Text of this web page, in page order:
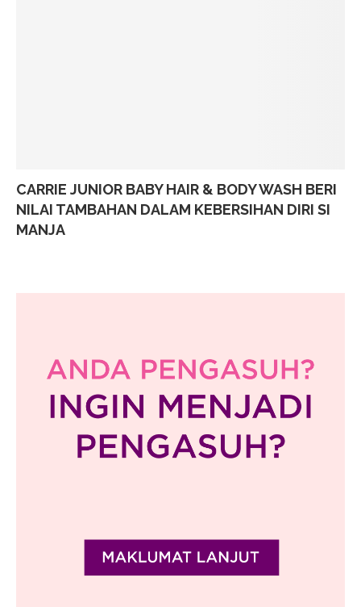
CARRIE JUNIOR BABY HAIR & BODY WASH BERI
NILAI TAMBAHAN DALAM KEBERSIHAN DIRI SI
MANJA